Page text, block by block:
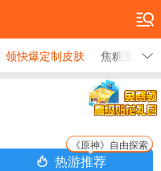
领快爆定制皮肤 焦糖重炮攻
热游推荐
《原神》自由探索